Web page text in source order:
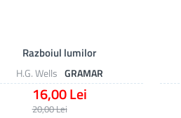
H.G. Wells GRAMAR
Razboiul lumilor
16,00 Lei
20,00 Lei